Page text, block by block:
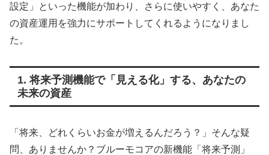
設定」といった機能が加わり、さらに使いやすく、あなた
の資産運用を強力にサポートしてくれるようになりまし
た。
1. 将来予測機能で「見える化」する、あなたの
未来の資産
「将来、どれくらいお金が増えるんだろう？」そんな疑
問、ありませんか？ブルーモコアの新機能「将来予測」